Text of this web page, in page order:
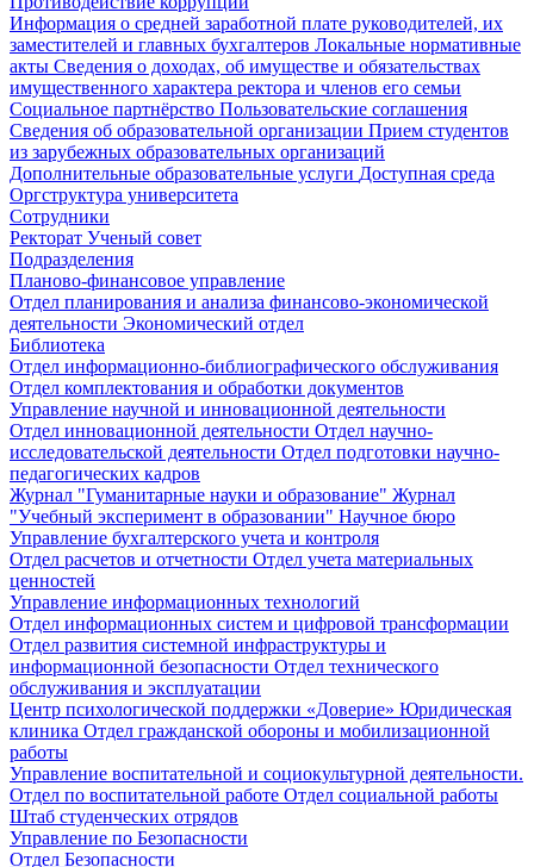
Информация о средней заработной плате руководителей, их
заместителей и главных бухгалтеров Локальные нормативные
акты Сведения о доходах, об имуществе и обязательствах
имущественного характера ректора и членов его семьи
Социальное партнёрство Пользовательские соглашения
Сведения об образовательной организации Прием студентов
из зарубежных образовательных организаций
Дополнительные образовательные услуги Доступная среда
Оргструктура университета
Сотрудники
Ректорат Ученый совет
Подразделения
Планово-финансовое управление
Отдел планирования и анализа финансово-экономической
деятельности Экономический отдел
Библиотека
Отдел информационно-библиографического обслуживания
Отдел комплектования и обработки документов
Управление научной и инновационной деятельности
Отдел инновационной деятельности Отдел научно-
исследовательской деятельности Отдел подготовки научно-
педагогических кадров
Журнал "Гуманитарные науки и образование" Журнал
"Учебный эксперимент в образовании" Научное бюро
Управление бухгалтерского учета и контроля
Отдел расчетов и отчетности Отдел учета материальных
ценностей
Управление информационных технологий
Отдел информационных систем и цифровой трансформации
Отдел развития системной инфраструктуры и
информационной безопасности Отдел технического
обслуживания и эксплуатации
Центр психологической поддержки «Доверие» Юридическая
клиника Отдел гражданской обороны и мобилизационной
работы
Управление воспитательной и социокультурной деятельности.
Отдел по воспитательной работе Отдел социальной работы
Штаб студенческих отрядов
Управление по Безопасности
Отдел Безопасности